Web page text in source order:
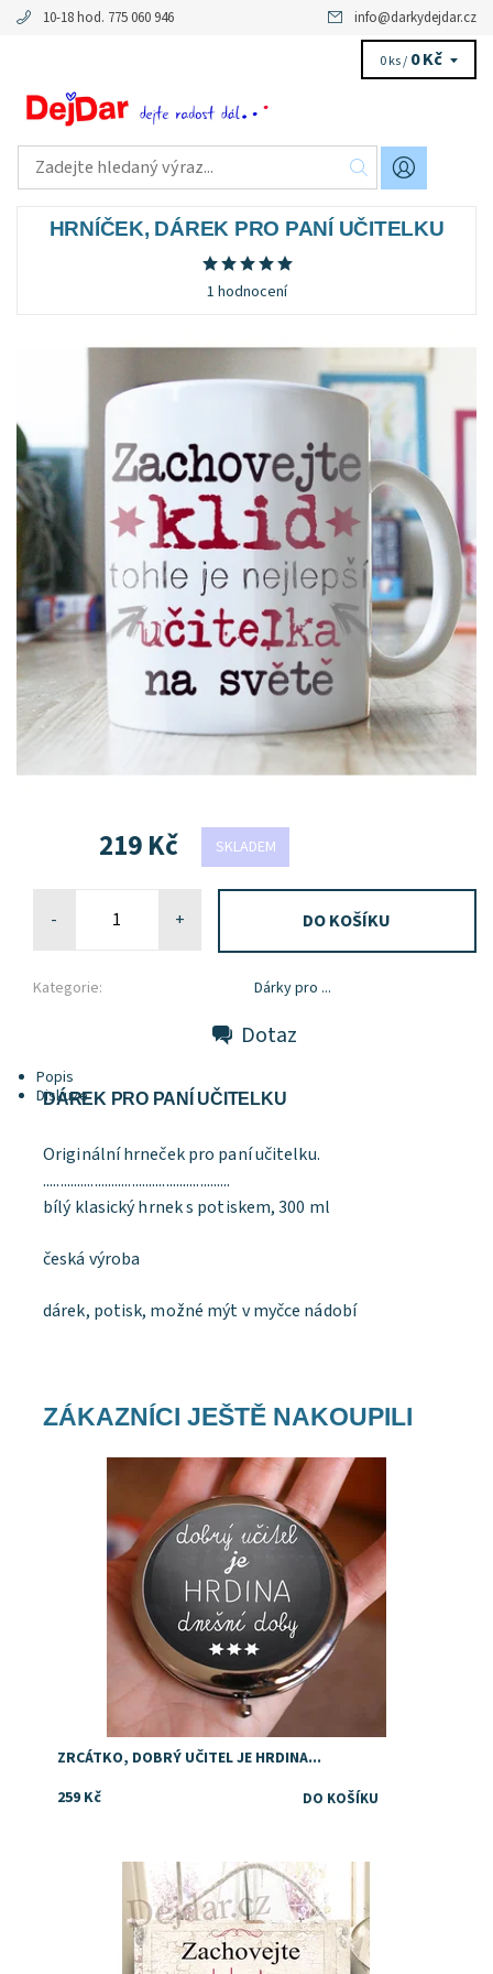
10-18 hod. 775 060 946 info@darkydejdar.cz
0 ks / 0 Kč
HRNÍČEK, DÁREK PRO PANÍ UČITELKU
1 hodnocení
SKLADEM
219 Kč
- +
Kategorie: Dárky pro ...
Dotaz
Popis
Diskuze
DÁREK PRO PANÍ UČITELKU
Originální hrneček pro paní učitelku.
.......................................................
bílý klasický hrnek s potiskem, 300 ml
česká výroba
dárek, potisk, možné mýt v myčce nádobí
ZÁKAZNÍCI JEŠTĚ NAKOUPILI
Dostupnost: Skladem
ZRCÁTKO, DOBRÝ UČITEL JE HRDINA...
259 Kč
Dostupnost: Skladem